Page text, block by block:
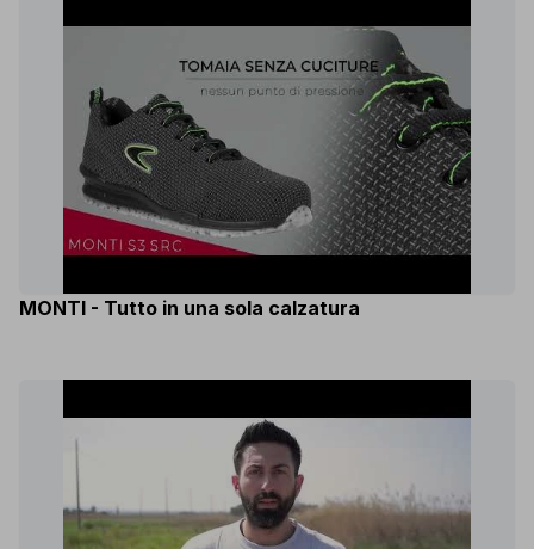
MONTI - Tutto in una sola calzatura